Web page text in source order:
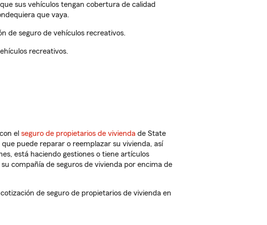
sus vehículos tengan cobertura de calidad
que vaya.
de seguro de vehículos recreativos.
recreativos.
el seguro de propietarios de vivienda de State
puede reparar o reemplazar su vivienda, así
está haciendo gestiones o tiene artículos
compañía de seguros de vivienda por encima de
de seguro de propietarios de vivienda en